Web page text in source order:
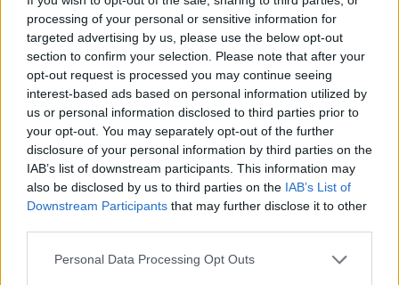
processing of your personal or sensitive information for
targeted advertising by us, please use the below opt-out
section to confirm your selection. Please note that after your
opt-out request is processed you may continue seeing
interest-based ads based on personal information utilized by
us or personal information disclosed to third parties prior to
your opt-out. You may separately opt-out of the further
disclosure of your personal information by third parties on the
IAB’s list of downstream participants. This information may
also be disclosed by us to third parties on the IAB’s List of
Downstream Participants that may further disclose it to other
Personal Data Processing Opt Outs
– Kong Harald er glad i
båten